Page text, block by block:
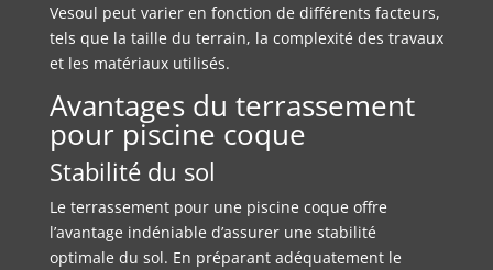
Vesoul peut varier en fonction de différents facteurs,
tels que la taille du terrain, la complexité des travaux
et les matériaux utilisés.
Avantages du terrassement
pour piscine coque
Stabilité du sol
Le terrassement pour une piscine coque offre
l’avantage indéniable d’assurer une stabilité
optimale du sol. En préparant adéquatement le